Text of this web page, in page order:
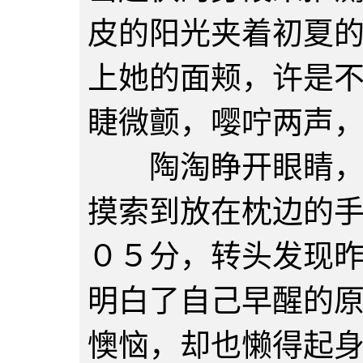
皮的阳光夹着初夏
上她的面颊，许是
睫微颤，嘤咛两声
陶淘睁开眼睛，
摸索到放在枕边的
０５分，转头发现
明白了自己早醒的
懊恼，却也懒得起